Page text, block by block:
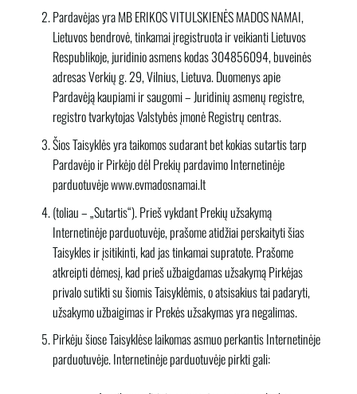
Pardavėjas yraMB ERIKOS VITULSKIENĖS MADOS NAMAI,
Lietuvos bendrovė, tinkamai įregistruota ir veikianti Lietuvos
Respublikoje, juridinio asmens kodas 304856094, buveinės
adresas Verkių g. 29, Vilnius, Lietuva. Duomenys apie
Pardavėją kaupiami ir saugomi – Juridinių asmenų registre,
registro tvarkytojas Valstybės įmonė Registrų centras.
Šios Taisyklės yra taikomos sudarant bet kokias sutartis tarp
Pardavėjo ir Pirkėjo dėl Prekių pardavimo Internetinėje
parduotuvėje www.evmadosnamai.lt
(toliau – „Sutartis“). Prieš vykdant Prekių užsakymą
Internetinėje parduotuvėje, prašome atidžiai perskaityti šias
Taisykles ir įsitikinti, kad jas tinkamai supratote. Prašome
atkreipti dėmesį, kad prieš užbaigdamas užsakymą Pirkėjas
privalo sutikti su šiomis Taisyklėmis, o atsisakius tai padaryti,
užsakymo užbaigimas ir Prekės užsakymas yra negalimas.
Pirkėju šiose Taisyklėse laikomas asmuo perkantis Internetinėje
parduotuvėje. Internetinėje parduotuvėje pirkti gali: